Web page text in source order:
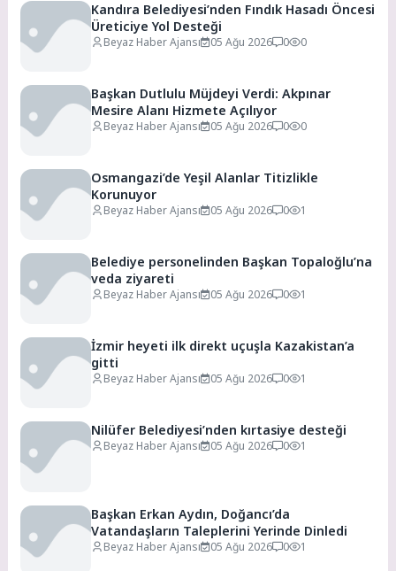
Kandıra Belediyesi’nden Fındık Hasadı Öncesi
Üreticiye Yol Desteği
Beyaz Haber Ajansı 05 Ağu 2026 0 0
Başkan Dutlulu Müjdeyi Verdi: Akpınar
Mesire Alanı Hizmete Açılıyor
Beyaz Haber Ajansı 05 Ağu 2026 0 0
Osmangazi’de Yeşil Alanlar Titizlikle
Korunuyor
Beyaz Haber Ajansı 05 Ağu 2026 0 1
Belediye personelinden Başkan Topaloğlu’na
veda ziyareti
Beyaz Haber Ajansı 05 Ağu 2026 0 1
İzmir heyeti ilk direkt uçuşla Kazakistan’a
gitti
Beyaz Haber Ajansı 05 Ağu 2026 0 1
Nilüfer Belediyesi’nden kırtasiye desteği
Beyaz Haber Ajansı 05 Ağu 2026 0 1
Başkan Erkan Aydın, Doğancı’da
Vatandaşların Taleplerini Yerinde Dinledi
Beyaz Haber Ajansı 05 Ağu 2026 0 1